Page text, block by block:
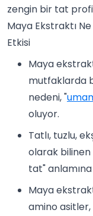
zengin bir tat
Maya Ekstraktı
Etkisi
Maya
mutfaklarda
nedeni, "
oluyor.
Tatlı, tuzlu,
olarak
tat"
Maya
amino